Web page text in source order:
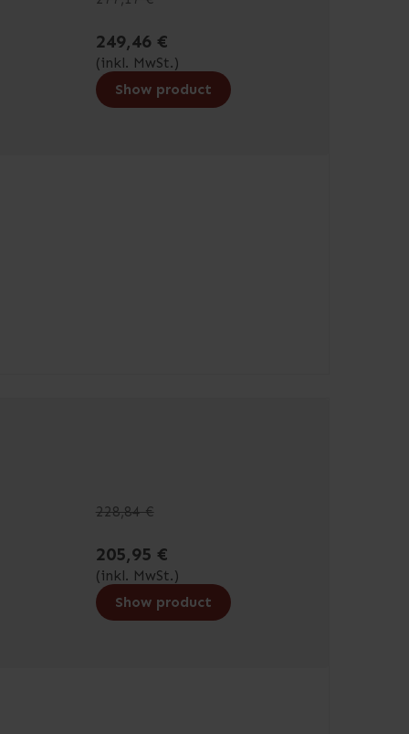
249,46 €
(inkl. MwSt.)
Show product
228,84 €
205,95 €
(inkl. MwSt.)
Show product